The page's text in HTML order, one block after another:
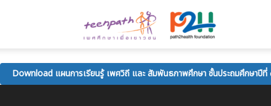
เพศ
Download แผนการเรียนรู้ เพศวิถี และ สัมพันธภาพศึกษา ชั้นประถมศึกษาปีที่